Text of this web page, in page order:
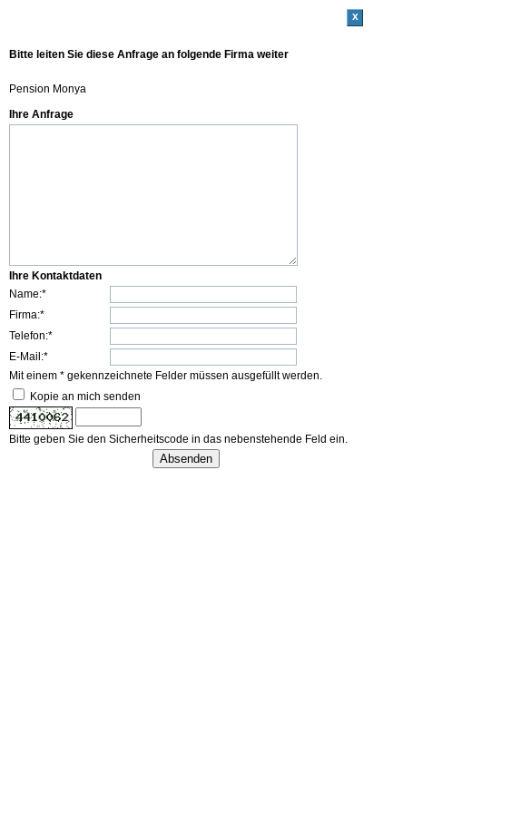
x
Bitte leiten Sie diese Anfrage an folgende Firma weiter
Pension Monya
Ihre Anfrage
Ihre Kontaktdaten
Name:*
Firma:*
Telefon:*
E-Mail:*
Mit einem * gekennzeichnete Felder müssen ausgefüllt werden.
Kopie an mich senden
Bitte geben Sie den Sicherheitscode in das nebenstehende Feld ein.